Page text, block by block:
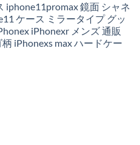
iphone11promax 鏡面 シャネ
ケース ミラータイプ グッ
iPhonexr メンズ 通販
iPhonexs max ハードケー